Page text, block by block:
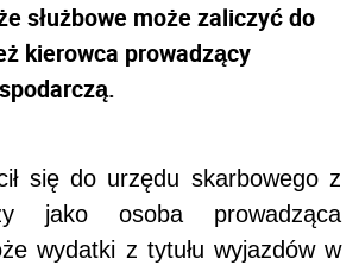
służbowe może zaliczyć do
kierowca prowadzący
się do urzędu skarbowego z
jako osoba prowadząca
wydatki z tytułu wyjazdów w